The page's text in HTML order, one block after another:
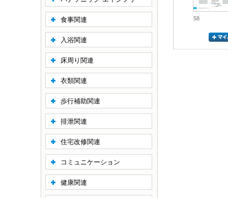
58
食事関連
入浴関連
床周り関連
衣類関連
歩行補助関連
排泄関連
住宅改修関連
コミュニケーション
健康関連